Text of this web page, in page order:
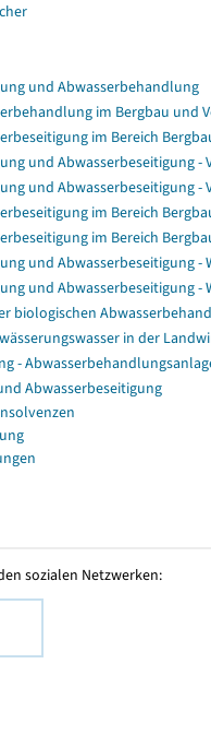
und Abwasserbehandlung
im Bergbau und
im Bereich
und Abwasserbeseitigung
und Abwasserbeseitigung -
im Bereich
im Bereich
und Abwasserbeseitigung -
und Abwasserbeseitigung -
biologischen
in der
-
Abwasserbeseitigung
sozialen Netzwerken: